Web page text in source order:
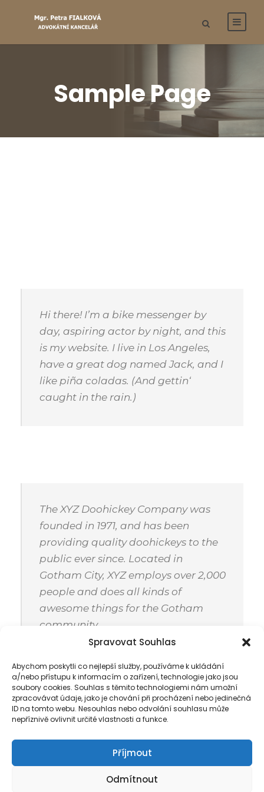
Spravovat Souhlas
Abychom poskytli co nejlepší služby, používáme k ukládání
a/nebo přístupu k informacím o zařízení, technologie jako jsou
soubory cookies. Souhlas s těmito technologiemi nám umožní
zpracovávat údaje, jako je chování při procházení nebo jedinečná
ID na tomto webu. Nesouhlas nebo odvolání souhlasu může
nepříznivě ovlivnit určité vlastnosti a funkce.
Příjmout
Odmítnout
Sample Page
Hi there! I’m a bike messenger by
day, aspiring actor by night, and this
is my website. I live in Los Angeles,
have a great dog named Jack, and I
like piña coladas. (And gettin‘
caught in the rain.)
The XYZ Doohickey Company was
founded in 1971, and has been
providing quality doohickeys to the
public ever since. Located in
Gotham City, XYZ employs over 2,000
people and does all kinds of
awesome things for the Gotham
community.
As a new WordPress user, you should go toyour
dashboardto delete this page and create new
pages for your content. Have fun!